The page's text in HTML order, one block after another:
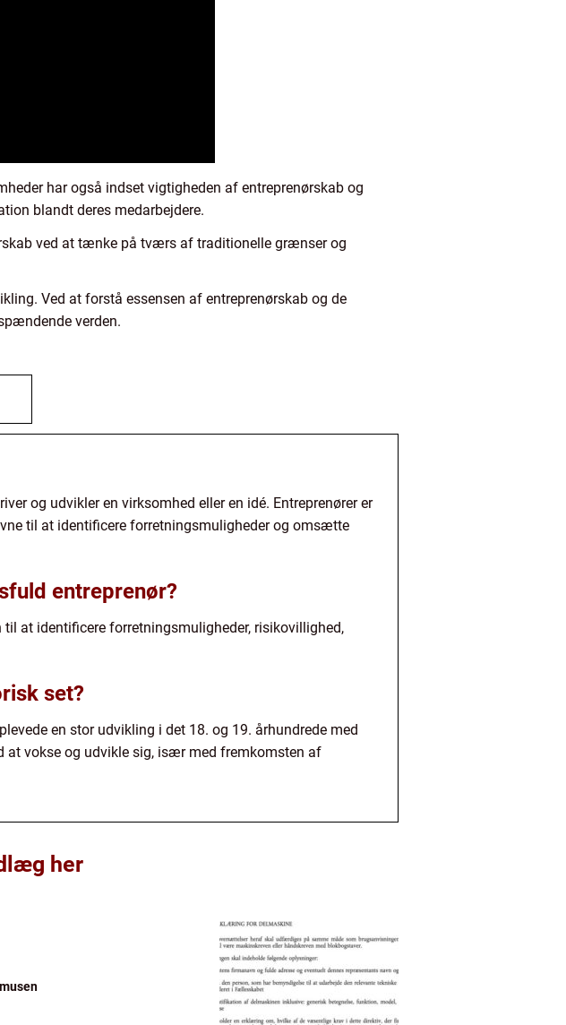
har også indset vigtigheden af entreprenørskab og
blandt deres medarbejdere.
ved at tænke på tværs af traditionelle grænser og
Ved at forstå essensen af entreprenørskab og de
verden.
og udvikler en virksomhed eller en idé. Entreprenører er
til at identificere forretningsmuligheder og omsætte
entreprenør?
at identificere forretningsmuligheder, risikovillighed,
set?
en stor udvikling i det 18. og 19. århundrede med
at vokse og udvikle sig, især med fremkomsten af
her